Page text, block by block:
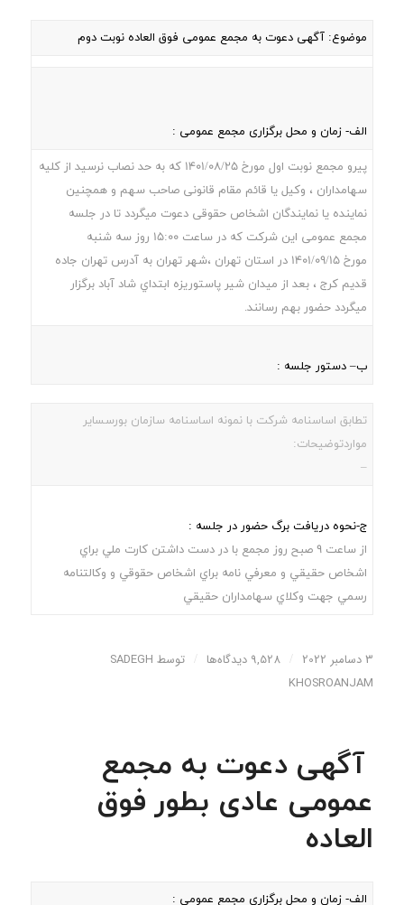
موضوع: آگهی دعوت به مجمع عمومی فوق العاده نوبت دوم
الف- زمان و محل برگزاری مجمع عمومی :
پیرو مجمع نوبت اول مورخ 1401/08/25 که به حد نصاب نرسید از کلیه
سهامداران ، وکیل یا قائم مقام قانونی صاحب سهم و همچنین
نماینده یا نمایندگان اشخاص حقوقی دعوت میگردد تا در جلسه
مجمع عمومی این شرکت که در ساعت 15:00 روز سه شنبه
مورخ 1401/09/15 در استان تهران ،شهر تهران به آدرس تهران جاده
قديم کرج ، بعد از ميدان شير پاستوريزه ابتداي شاد آباد برگزار
میگردد حضور بهم رسانند.
ب– دستور جلسه :
تطابق اساسنامه شرکت با نمونه اساسنامه سازمان بورسسایر
مواردتوضیحات:
–
ج-نحوه دریافت برگ حضور در جلسه :
از ساعت 9 صبح روز مجمع با در دست داشتن کارت ملي براي
اشخاص حقيقي و معرفي نامه براي اشخاص حقوقي و وکالتنامه
رسمي جهت وکلاي سهامداران حقيقي
3 دسامبر 2022 9,528 دیدگاه‌ها توسط SADEGH
KHOSROANJAM
آگهی دعوت به مجمع
عمومی عادی بطور فوق
العاده
الف- زمان و محل برگزاری مجمع عمومی :